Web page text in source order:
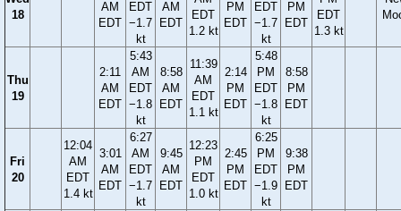
18
AM
EDT
EDT
−1.7
kt
AM
EDT
EDT
1.2 kt
PM
EDT
EDT
−1.7
kt
PM
EDT
EDT
1.3 kt
Thu
19
2:11
AM
EDT
5:43
AM
EDT
−1.8
kt
8:58
AM
EDT
11:39
AM
EDT
1.1 kt
2:14
PM
EDT
5:48
PM
EDT
−1.8
kt
8:58
PM
EDT
Fri
20
12:04
AM
EDT
1.4 kt
3:01
AM
EDT
6:27
AM
EDT
−1.7
kt
9:45
AM
EDT
12:23
PM
EDT
1.0 kt
2:45
PM
EDT
6:25
PM
EDT
−1.9
kt
9:38
PM
EDT